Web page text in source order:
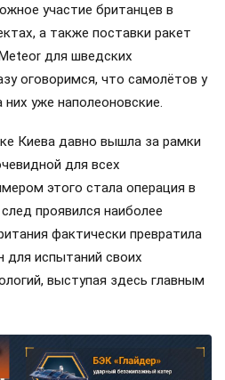
участие британцев в
а также поставки ракет
для шведских
оговоримся, что самолётов у
уже наполеоновские.
Киева давно вышла за рамки
для всех
этого стала операция в
проявился наиболее
фактически превратила
для испытаний своих
выступая здесь главным